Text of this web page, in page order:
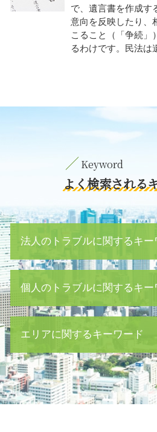
で、遺言書を作成す
意向を反映したり、
こること（「争続」
るわけです。民法は
よく検索される
法人のトラブルに関するキー
企業間 トラブル
契約書 チェック
消滅時効 債権
仮差押 費用
企業 民事 訴訟
少額債権 時効
m&a メリット
個人のトラブルに関するキー
育児 離婚
公正証書遺言 必要書類
風俗犯 対象
財産管理権 親権
居住 不動産
エリアに関するキーワード
交通事故 茅場町 弁護士
養育費 渋谷区 弁護士
契約書作成 目黒区 弁護